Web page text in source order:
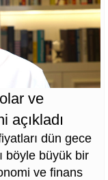
ve
açıkladı
dün gece
böyle büyük bir
ve finans